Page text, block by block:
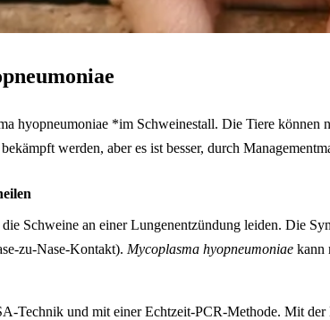
hyopneumoniae *im Schweinestall. Die Tiere können
werden, aber es ist besser, durch
Schweine an einer Lungenentzündung leiden. Die
zu-Nase-Kontakt). Mycoplasma hyopneumoniae kann
Technik und mit einer Echtzeit-PCR-Methode. Mit